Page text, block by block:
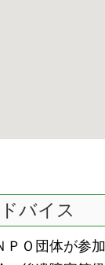
バイス
Ｏ団体が参加